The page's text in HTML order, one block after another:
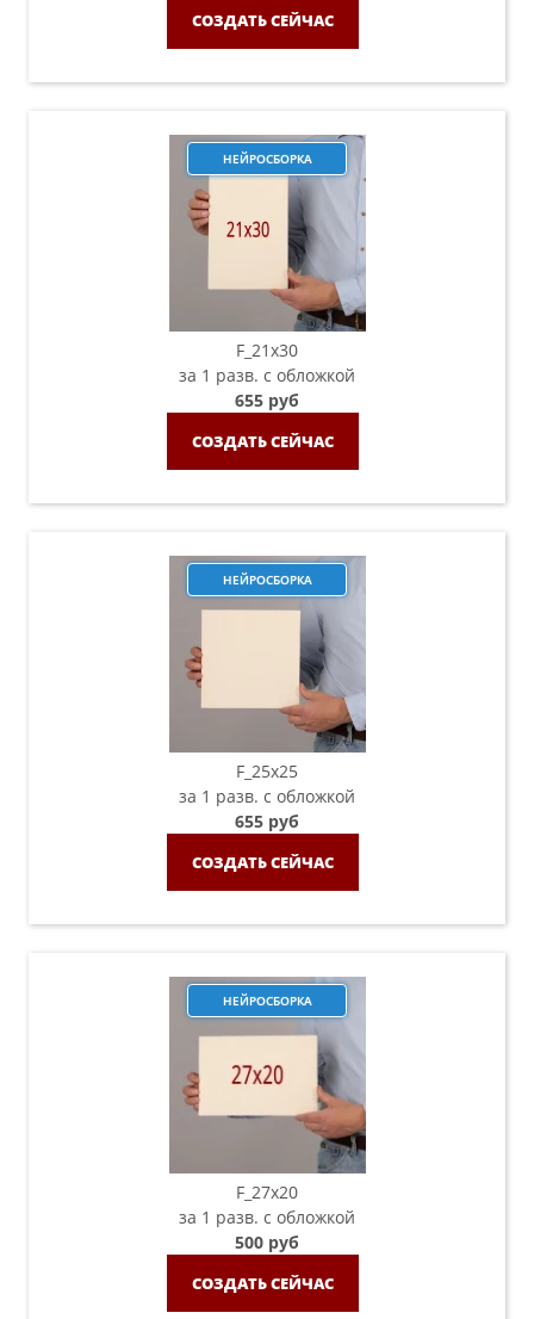
СОЗДАТЬ СЕЙЧАС
НЕЙРОСБОРКА
F_21х30
за 1 разв. с обложкой
655 руб
СОЗДАТЬ СЕЙЧАС
НЕЙРОСБОРКА
F_25х25
за 1 разв. с обложкой
655 руб
СОЗДАТЬ СЕЙЧАС
НЕЙРОСБОРКА
F_27x20
за 1 разв. с обложкой
500 руб
СОЗДАТЬ СЕЙЧАС